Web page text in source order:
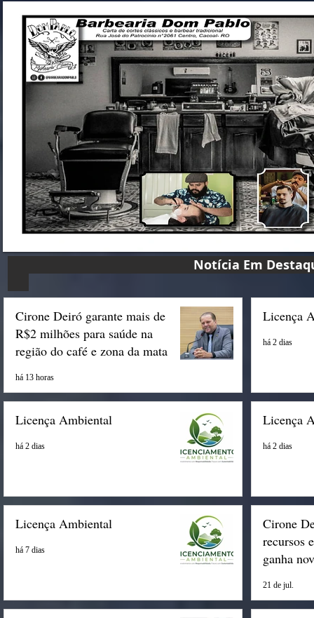
Notícia Em
Cirone Deiró garante mais de
R$2 milhões para saúde na
região do café e zona da mata
há 13 horas
Licença
há 2 dias
Licença Ambiental
há 2 dias
Licença
há 2 dias
Licença Ambiental
há 7 dias
Cirone
recursos
ganha
21 de jul.